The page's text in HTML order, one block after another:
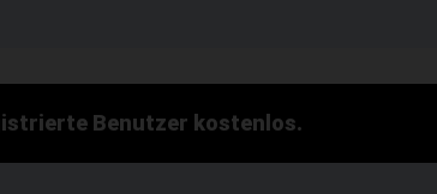
Benutzer kostenlos.